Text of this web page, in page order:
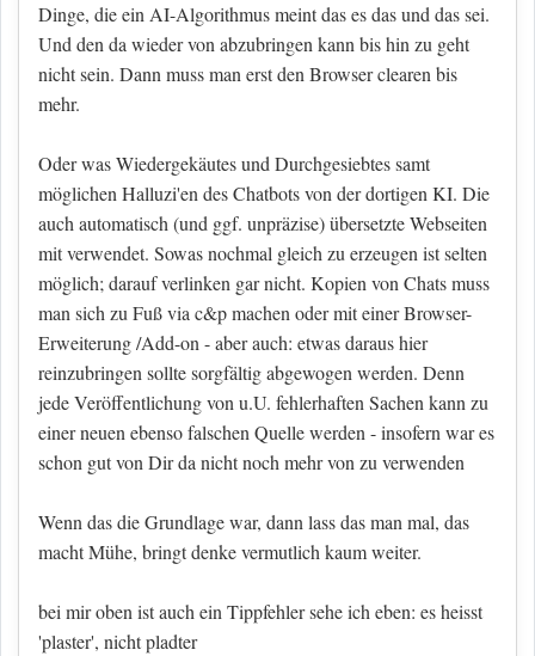
Dinge, die ein AI-Algorithmus meint das es das und das sei.
Und den da wieder von abzubringen kann bis hin zu geht
nicht sein. Dann muss man erst den Browser clearen bis
mehr.
Oder was Wiedergekäutes und Durchgesiebtes samt
möglichen Halluzi'en des Chatbots von der dortigen KI. Die
auch automatisch (und ggf. unpräzise) übersetzte Webseiten
mit verwendet. Sowas nochmal gleich zu erzeugen ist selten
möglich; darauf verlinken gar nicht. Kopien von Chats muss
man sich zu Fuß via c&p machen oder mit einer Browser-
Erweiterung /Add-on - aber auch: etwas daraus hier
reinzubringen sollte sorgfältig abgewogen werden. Denn
jede Veröffentlichung von u.U. fehlerhaften Sachen kann zu
einer neuen ebenso falschen Quelle werden - insofern war es
schon gut von Dir da nicht noch mehr von zu verwenden
Wenn das die Grundlage war, dann lass das man mal, das
macht Mühe, bringt denke vermutlich kaum weiter.
bei mir oben ist auch ein Tippfehler sehe ich eben: es heisst
'plaster', nicht pladter